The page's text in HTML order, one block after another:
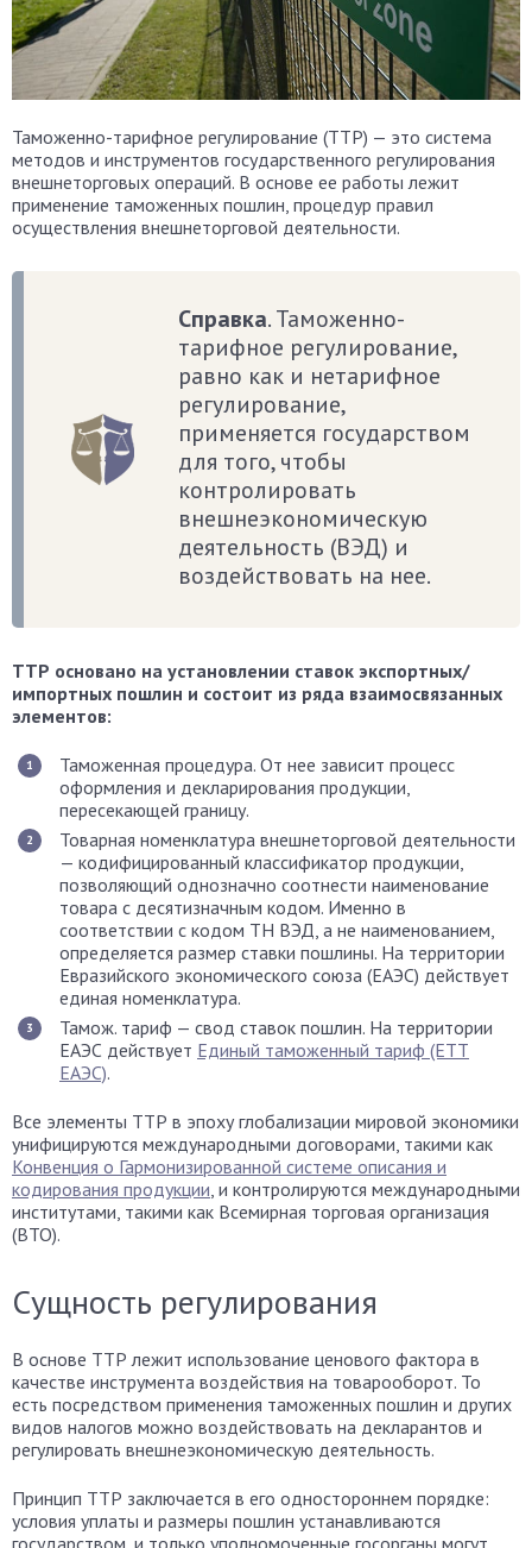
Таможенно-тарифное регулирование (ТТР) — это система
методов и инструментов государственного регулирования
внешнеторговых операций. В основе ее работы лежит
применение таможенных пошлин, процедур правил
осуществления внешнеторговой деятельности.
Справка. Таможенно-
тарифное регулирование,
равно как и нетарифное
регулирование,
применяется государством
для того, чтобы
контролировать
внешнеэкономическую
деятельность (ВЭД) и
воздействовать на нее.
ТТР основано на установлении ставок экспортных/
импортных пошлин и состоит из ряда взаимосвязанных
элементов:
Таможенная процедура. От нее зависит процесс
оформления и декларирования продукции,
пересекающей границу.
Товарная номенклатура внешнеторговой деятельности
— кодифицированный классификатор продукции,
позволяющий однозначно соотнести наименование
товара с десятизначным кодом. Именно в
соответствии с кодом ТН ВЭД, а не наименованием,
определяется размер ставки пошлины. На территории
Евразийского экономического союза (ЕАЭС) действует
единая номенклатура.
Тамож. тариф — свод ставок пошлин. На территории
ЕАЭС действует Единый таможенный тариф (ЕТТ
ЕАЭС).
Все элементы ТТР в эпоху глобализации мировой экономики
унифицируются международными договорами, такими как
Конвенция о Гармонизированной системе описания и
кодирования продукции , и контролируются международными
институтами, такими как Всемирная торговая организация
(ВТО).
Сущность регулирования
В основе ТТР лежит использование ценового фактора в
качестве инструмента воздействия на товарооборот. То
есть посредством применения таможенных пошлин и других
видов налогов можно воздействовать на декларантов и
регулировать внешнеэкономическую деятельность.
Принцип ТТР заключается в его одностороннем порядке:
условия уплаты и размеры пошлин устанавливаются
государством, и только уполномоченные госорганы могут